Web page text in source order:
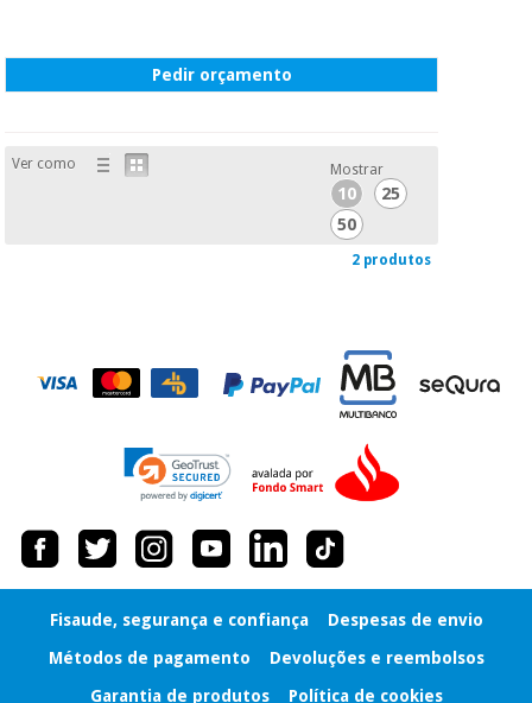
Pedir orçamento
Ver como Mostrar
10
25
50
2 produtos
Fisaude, segurança e confiança
Despesas de envio
Métodos de pagamento
Devoluções e reembolsos
Garantia de produtos
Política de cookies